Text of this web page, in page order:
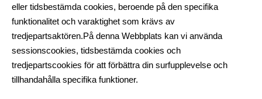
eller tidsbestämda cookies, beroende på den specifika
funktionalitet och varaktighet som krävs av
tredjepartsaktören.På denna Webbplats kan vi använda
sessionscookies, tidsbestämda cookies och
tredjepartscookies för att förbättra din surfupplevelse och
tillhandahålla specifika funktioner.